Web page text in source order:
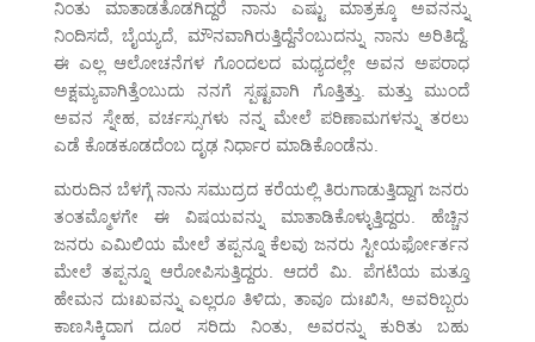
ನಿಂತು ಮಾತಾಡತೊಡಗಿದ್ದರೆ ನಾನು ಎಷ್ಟು ಮಾತ್ರಕ್ಕೂ ಅವನನ್ನು
ನಿಂದಿಸದೆ, ಬೈಯ್ಯದೆ, ಮೌನವಾಗಿರುತ್ತಿದ್ದೆನೆಂಬುದನ್ನು ನಾನು ಅರಿತಿದ್ದೆ.
ಈ ಎಲ್ಲ ಆಲೋಚನೆಗಳ ಗೊಂದಲದ ಮಧ್ಯದಲ್ಲೇ ಅವನ ಅಪರಾಧ
ಅಕ್ಷಮ್ಯವಾಗಿತ್ತೆಂಬುದು ನನಗೆ ಸ್ಪಷ್ಟವಾಗಿ ಗೊತ್ತಿತ್ತು. ಮತ್ತು ಮುಂದೆ
ಅವನ ಸ್ನೇಹ, ವರ್ಚಸ್ಸುಗಳು ನನ್ನ ಮೇಲೆ ಪರಿಣಾಮಗಳನ್ನು ತರಲು
ಎಡೆ ಕೊಡಕೂಡದೆಂಬ ದೃಢ ನಿರ್ಧಾರ ಮಾಡಿಕೊಂಡೆನು.
ಮರುದಿನ ಬೆಳಗ್ಗೆ ನಾನು ಸಮುದ್ರದ ಕರೆಯಲ್ಲಿ ತಿರುಗಾಡುತ್ತಿದ್ದಾಗ ಜನರು
ತಂತಮ್ಮೊಳಗೇ ಈ ವಿಷಯವನ್ನು ಮಾತಾಡಿಕೊಳ್ಳುತ್ತಿದ್ದರು. ಹೆಚ್ಚಿನ
ಜನರು ಎಮಿಲಿಯ ಮೇಲೆ ತಪ್ಪನ್ನೂ ಕೆಲವು ಜನರು ಸ್ಟೀಯರ್ಫೋರ್ತನ
ಮೇಲೆ ತಪ್ಪನ್ನೂ ಆರೋಪಿಸುತ್ತಿದ್ದರು. ಆದರೆ ಮಿ. ಪೆಗಟಿಯ ಮತ್ತೂ
ಹೇಮನ ದುಃಖವನ್ನು ಎಲ್ಲರೂ ತಿಳಿದು, ತಾವೂ ದುಃಖಿಸಿ, ಅವರಿಬ್ಬರು
ಕಾಣಸಿಕ್ಕಿದಾಗ ದೂರ ಸರಿದು ನಿಂತು, ಅವರನ್ನು ಕುರಿತು ಬಹು